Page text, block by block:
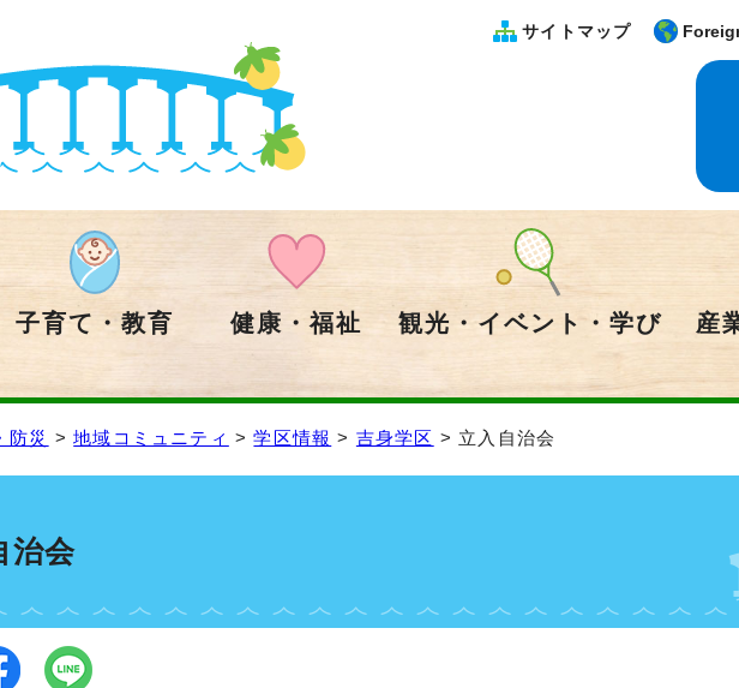
サイトマップ
子育て・教育 健康・福祉 観光・イベント・学び 産
防災 >地域コミュニティ >学区情報 > 吉身学区 > 立入自治会
治会